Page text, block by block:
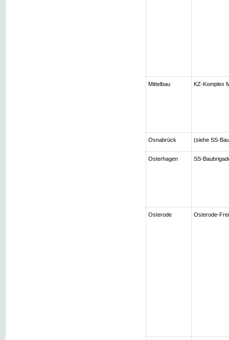
Mittelbau KZ-Komplex
Osnabrück (siehe SS-
Osterhagen SS-
Osterode Osterode-